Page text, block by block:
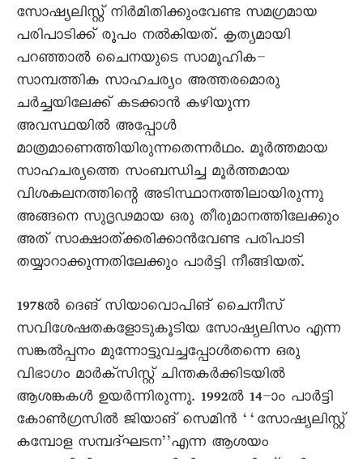
സോഷ്യലിസ്റ്റ് നിർമിതിക്കുംവേണ്ട സമഗ്രമായ
പരിപാടിക്ക് രൂപം നൽകിയത്. കൃത്യമായി
പറഞ്ഞാൽ ചെെനയുടെ സാമൂഹിക–
സാമ്പത്തിക സാഹചര്യം അത്തരമൊരു
ചർച്ചയിലേക്ക് കടക്കാൻ കഴിയുന്ന
അവസ്ഥയിൽ അപ്പോൾ
മാത്രമാണെത്തിയിരുന്നതെന്നർഥം. മൂർത്തമായ
സാഹചര്യത്തെ സംബന്ധിച്ച മൂർത്തമായ
വിശകലനത്തിന്റെ അടിസ്ഥാനത്തിലായിരുന്നു
അങ്ങനെ സുദൃഢമായ ഒരു തീരുമാനത്തിലേക്കും
അത് സാക്ഷാത്ക്കരിക്കാൻവേണ്ട പരിപാടി
തയ്യാറാക്കുന്നതിലേക്കും പാർട്ടി നീങ്ങിയത്.
1978ൽ ദെങ് സിയാവൊപിങ് ചെെനീസ്
സവിശേഷതകളോടുകൂടിയ സോഷ്യലിസം എന്ന
സങ്കൽപ്പനം മുന്നോട്ടുവച്ചപ്പോൾതന്നെ ഒരു
വിഭാഗം മാർക്സിസ്റ്റ് ചിന്തകർക്കിടയിൽ
ആശങ്കകൾ ഉയർന്നിരുന്നു. 1992ൽ 14–ാം പാർട്ടി
കോൺഗ്രസിൽ ജിയാങ് സെമിൻ ‘‘സോഷ്യലിസ്റ്റ്
കമ്പോ‍ള സമ്പദ്ഘടന’’എന്ന ആശയം